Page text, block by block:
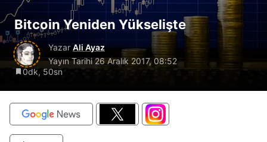
Bitcoin Yeniden Yükselişte
Yazar Ali Ayaz
Yayın Tarihi26 Aralık 2017, 08:52
0dk, 50sn